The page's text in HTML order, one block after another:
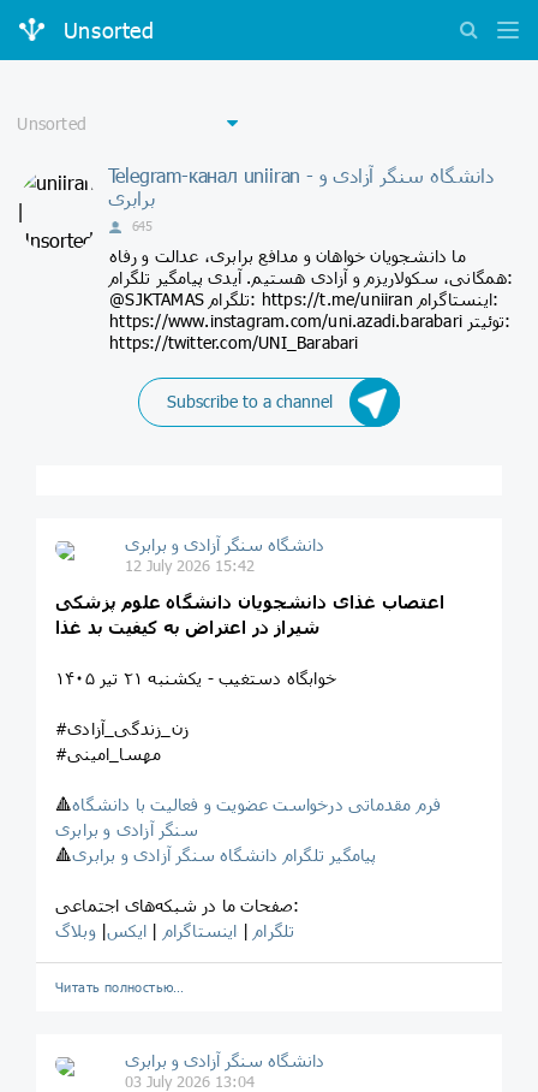
Unsorted
Telegram-канал uniiran - ‎دانشگاه سنگر آزادی و
برابری
645
ما دانشجویان خواهان و مدافع برابری، عدالت و رفاه
همگانی، سکولاریزم و آزادی هستیم. آیدی پیامگیر تلگرام:
@SJKTAMAS تلگرام: https://t.me/uniiran اینستاگرام:
https://www.instagram.com/uni.azadi.barabari توئیتر:
https://twitter.com/UNI_Barabari
Subscribe to a channel
‎دانشگاه سنگر آزادی و برابری
12 July 2026 15:42
اعتصاب غذای دانشجویان دانشگاه علوم پزشکی
شیراز در اعتراض به کیفیت بد غذا
خوابگاه دستغیب - یکشنبه ۲۱ تیر ۱۴۰۵
#زن_زندگی_آزادی
#مهسا_امینی
🔺فرم مقدماتی درخواست عضویت و فعالیت با دانشگاه
سنگر آزادی و برابری
🔺پیامگیر تلگرام دانشگاه سنگر آزادی و برابری
صفحات ما در شبکه‌های اجتماعی:
تلگرام | اینستاگرام | ایکس|وبلاگ
Читать полностью…
‎دانشگاه سنگر آزادی و برابری
03 July 2026 13:04